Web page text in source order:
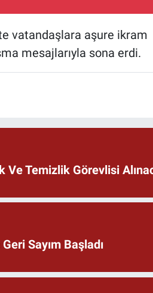
vatandaşlara aşure ikram
mesajlarıyla sona erdi.
Ve Temizlik Görevlisi
Sayım Başladı